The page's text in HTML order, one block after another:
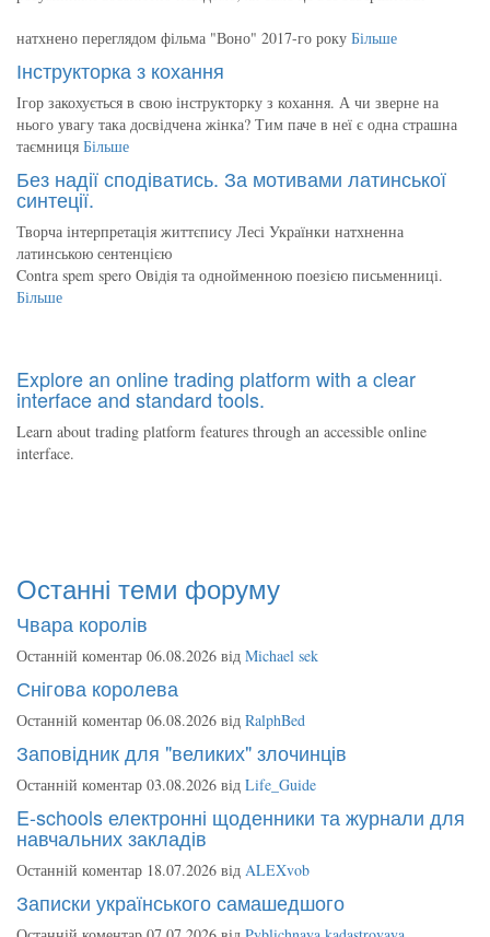
натхнено переглядом фільма "Воно" 2017-го року Більше
Інструкторка з кохання
Ігор закохується в свою інструкторку з кохання. А чи зверне на
нього увагу така досвідчена жінка? Тим паче в неї є одна страшна
таємниця Більше
Без надії сподіватись. За мотивами латинської
синтеції.
Творча інтерпретація життєпису Лесі Українки натхненна
латинською сентенцією
Contra spem spero Овідія та однойменною поезією письменниці.
Більше
Explore an online trading platform with a clear
interface and standard tools.
Learn about trading platform features through an accessible online
interface.
Останні теми форуму
Чвара королів
Останній коментар 06.08.2026 від Michael sek
Снігова королева
Останній коментар 06.08.2026 від RalphBed
Заповідник для "великих" злочинців
Останній коментар 03.08.2026 від Life_Guide
E-schools електронні щоденники та журнали для
навчальних закладів
Останній коментар 18.07.2026 від ALEXvob
Записки українського самашедшого